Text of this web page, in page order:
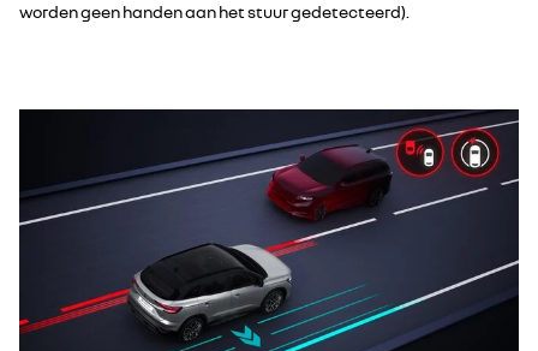
worden geen handen aan het stuur gedetecteerd).